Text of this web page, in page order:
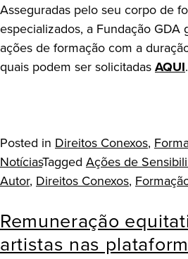
Asseguradas pelo seu corpo de
especializados, a Fundação GDA
ações de formação com a
quais podem ser solicitadasAQUI.
Posted in Direitos Conexos,
NotíciasTagged Ações de
Autor, Direitos Conexos,
Remuneração
artistas nas